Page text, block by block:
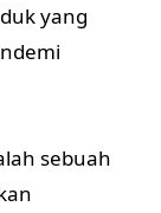
yang
sebuah